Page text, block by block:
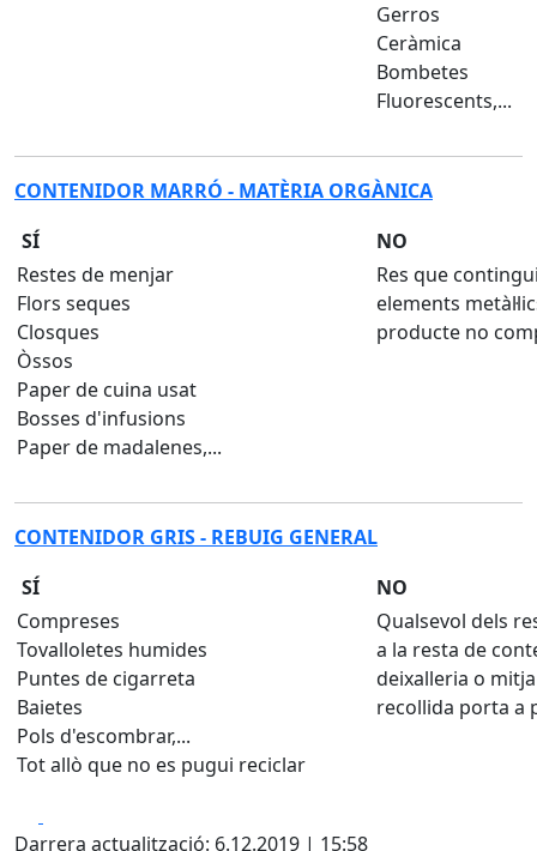
Gerros
Ceràmica
Bombetes
Fluorescents,...
CONTENIDOR MARRÓ - MATÈRIA ORGÀNICA
SÍ
NO
Restes de menjar
Flors seques
Closques
Òssos
Paper de cuina usat
Bosses d'infusions
Paper de madalenes,...
Res que
elements
producte no
CONTENIDOR GRIS - REBUIG GENERAL
SÍ
NO
Compreses
Tovalloletes humides
Puntes de cigarreta
Baietes
Pols d'escombrar,...
Tot allò que no es pugui reciclar
Qualsevol dels
a la resta de
deixalleria o
recollida porta a
Darrera actualització: 6.12.2019 | 15:58